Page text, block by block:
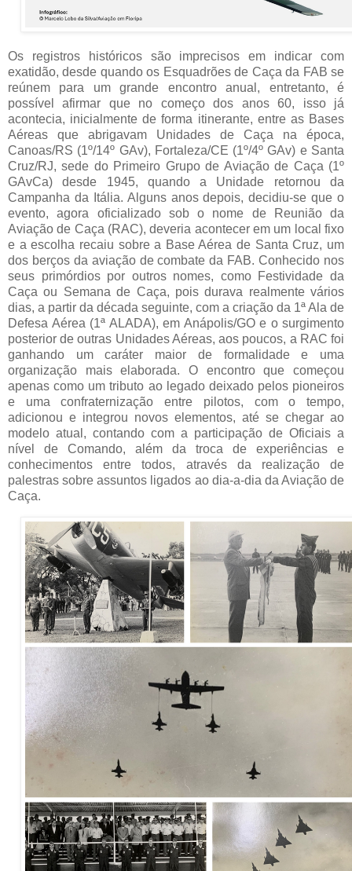
Os registros históricos são imprecisos em indicar com
exatidão, desde quando os Esquadrões de Caça da FAB se
reúnem para um grande encontro anual, entretanto, é
possível afirmar que no começo dos anos 60, isso já
acontecia, inicialmente de forma itinerante, entre as Bases
Aéreas que abrigavam Unidades de Caça na época,
Canoas/RS (1º/14º GAv), Fortaleza/CE (1º/4º GAv) e Santa
Cruz/RJ, sede do Primeiro Grupo de Aviação de Caça (1º
GAvCa) desde 1945, quando a Unidade retornou da
Campanha da Itália. Alguns anos depois, decidiu-se que o
evento, agora oficializado sob o nome de Reunião da
Aviação de Caça (RAC), deveria acontecer em um local fixo
e a escolha recaiu sobre a Base Aérea de Santa Cruz, um
dos berços da aviação de combate da FAB. Conhecido nos
seus primórdios por outros nomes, como Festividade da
Caça ou Semana de Caça, pois durava realmente vários
dias, a partir da década seguinte, com a criação da 1ª Ala de
Defesa Aérea (1ª ALADA), em Anápolis/GO e o surgimento
posterior de outras Unidades Aéreas, aos poucos, a RAC foi
ganhando um caráter maior de formalidade e uma
organização mais elaborada. O encontro que começou
apenas como um tributo ao legado deixado pelos pioneiros
e uma confraternização entre pilotos, com o tempo,
adicionou e integrou novos elementos, até se chegar ao
modelo atual, contando com a participação de Oficiais a
nível de Comando, além da troca de experiências e
conhecimentos entre todos, através da realização de
palestras sobre assuntos ligados ao dia-a-dia da Aviação de
Caça.